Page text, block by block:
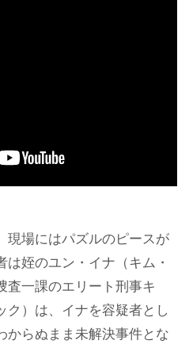
場にはパズルのピースが
姪のユン・イナ（キム・
査一課のエリート刑事キ
ク）は、イナを容疑者とし
からぬまま未解決事件とな